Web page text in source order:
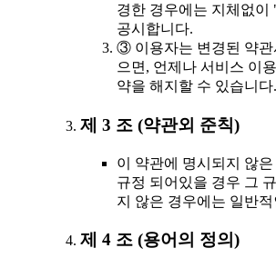
경한 경우에는 지체없이
공시합니다.
③ 이용자는 변경된 약관
으면, 언제나 서비스 이
약을 해지할 수 있습니다.
제 3 조 (약관외 준칙)
이 약관에 명시되지 않
규정 되어있을 경우 그
지 않은 경우에는 일반
제 4 조 (용어의 정의)